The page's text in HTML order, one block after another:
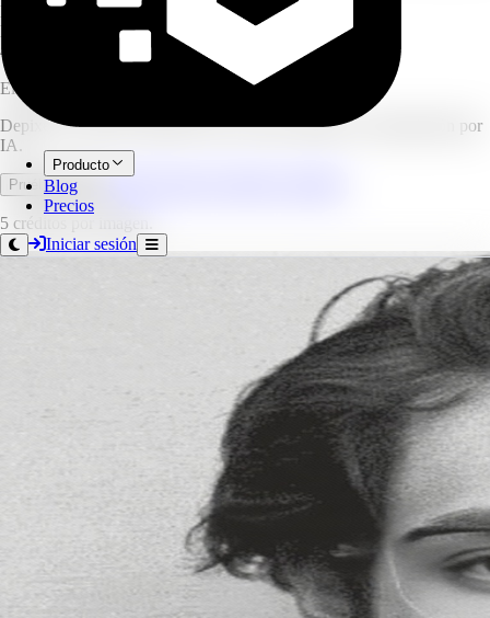
Producto
Blog
Precios
Iniciar sesión
HD
salida restaurada
Batch
procesamiento compatible
4.9/5
calificación de usuarios
Eliminador de Mosaico con IA
Depixela y afina tus propias fotos de baja calidad con restauración por
IA.
Pruébalo ahora
5 créditos por imagen.